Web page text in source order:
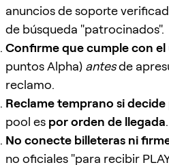
anuncios de soporte
de búsqueda "patrocinados".
Confirme que cumple con el
puntos Alpha) antesde
reclamo.
Reclame temprano si
pool es por orden de llegada.
No conecte billeteras ni
no oficiales "para recibir